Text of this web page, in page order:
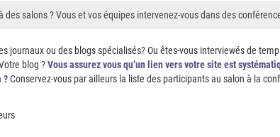
des salons ? Vous et vos équipes intervenez-vous dans des
journaux ou des blogs spécialisés? Ou êtes-vous interviewés de
blog ?Vous assurez vous qu’un lien vers votre site est
?Conservez-vous par ailleurs la liste des participants au salon à la